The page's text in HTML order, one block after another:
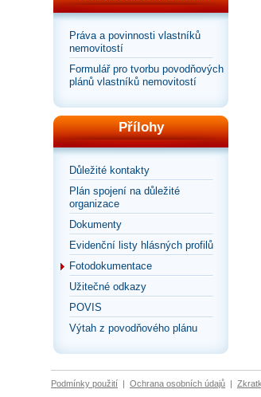
Práva a povinnosti vlastníků
nemovitostí
Formulář pro tvorbu povodňových
plánů vlastníků nemovitostí
Přílohy
Důležité kontakty
Plán spojení na důležité
organizace
Dokumenty
Evidenční listy hlásných profilů
Fotodokumentace
Užitečné odkazy
POVIS
Výtah z povodňového plánu
Podmínky použití | Ochrana osobních údajů |